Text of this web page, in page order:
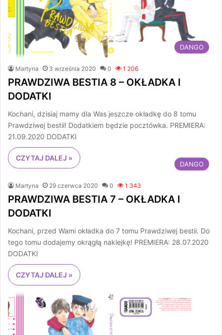
DANGO
Martyna 3 września 2020 0 1 206
PRAWDZIWA BESTIA 8 – OKŁADKA I
DODATKI
Kochani, dzisiaj mamy dla Was jeszcze okładkę do 8 tomu
Prawdziwej bestii! Dodatkiem będzie pocztówka. PREMIERA:
21.09.2020 DODATKI
CZYTAJ DALEJ »
DANGO
Martyna 29 czerwca 2020 0 1 343
PRAWDZIWA BESTIA 7 – OKŁADKA I
DODATKI
Kochani, przed Wami okładka do 7 tomu Prawdziwej bestii. Do
tego tomu dodajemy okrągłą naklejkę! PREMIERA: 28.07.2020
DODATKI
CZYTAJ DALEJ »